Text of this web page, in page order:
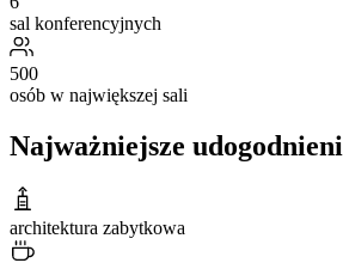
sal konferencyjnych
500
osób w największej sali
Najważniejsze
architektura zabytkowa